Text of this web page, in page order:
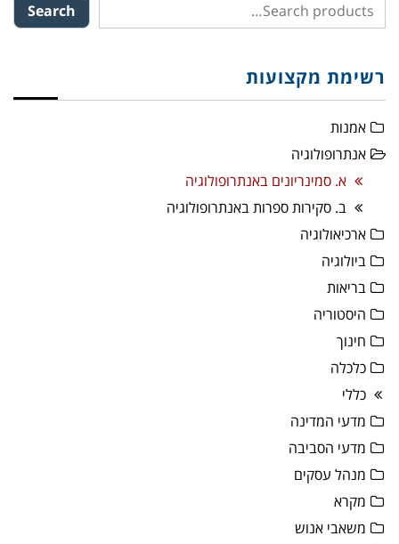
Search
רשימת מקצועות
אמנות
אנתרופולוגיה
א. סמינריונים באנתרופולוגיה
ב. סקירות ספרות באנתרופולוגיה
ארכיאולוגיה
ביולוגיה
בריאות
היסטוריה
חינוך
כלכלה
כללי
מדעי המדינה
מדעי הסביבה
מנהל עסקים
מקרא
משאבי אנוש